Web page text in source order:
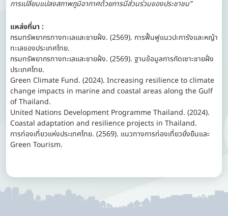
การเปลี่ยนแปลงสภาพภูมิอากาศด้วยการมีส่วนร่วมของประชาชน”
แหล่งที่มา :
กรมทรัพยากรทางทะเลและชายฝั่ง. (2569). การฟื้นฟูแนวปะการังและหญ้า
ทะเลของประเทศไทย.
กรมทรัพยากรทางทะเลและชายฝั่ง. (2569). ฐานข้อมูลการกัดเซาะชายฝั่ง
ประเทศไทย.
Green Climate Fund. (2024). Increasing resilience to climate
change impacts in marine and coastal areas along the Gulf
of Thailand.
United Nations Development Programme Thailand. (2024).
Coastal adaptation and resilience projects in Thailand.
การท่องเที่ยวแห่งประเทศไทย. (2569). แนวทางการท่องเที่ยวยั่งยืนและ
Green Tourism.